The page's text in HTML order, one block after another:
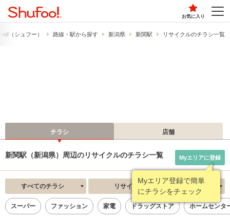
お気に入り
（シュフー） 路線・駅から探す 新潟県 新関駅 リサイクルのチラシ一覧
チラシ 店舗
新関駅（新潟県）周辺のリサイクルのチラシ一覧
Myエリア登録で簡単
にチラシをチェック
Myエリアに登録
すべてのチラシ リサイクル 新着順
スーパー ファッション 家電 ドラッグストア ホームセンタ